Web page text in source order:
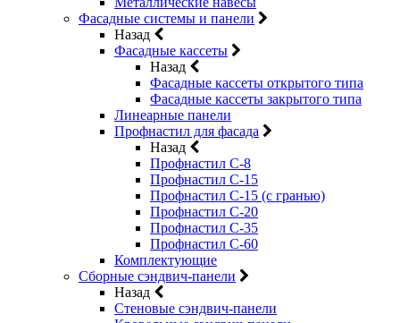
Фасадные системы и панели
Назад
Фасадные кассеты
Назад
Фасадные кассеты открытого типа
Фасадные кассеты закрытого типа
Линеарные панели
Профнастил для фасада
Назад
Профнастил С-8
Профнастил С-15
Профнастил С-15 (с гранью)
Профнастил С-20
Профнастил С-35
Профнастил С-60
Комплектующие
Сборные сэндвич-панели
Назад
Стеновые сэндвич-панели